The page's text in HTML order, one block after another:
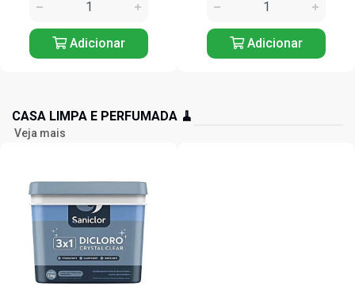
Adicionar Adicionar
CASA LIMPA E PERFUMADA 🧹
Veja mais